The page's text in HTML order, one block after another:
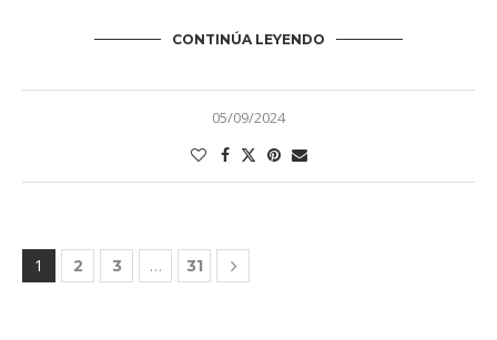
CONTINÚA LEYENDO
05/09/2024
1 2 3 … 31